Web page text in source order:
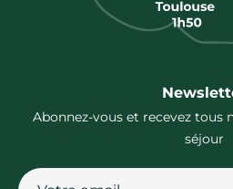
Abonnez-vous et recevez tous
séjour